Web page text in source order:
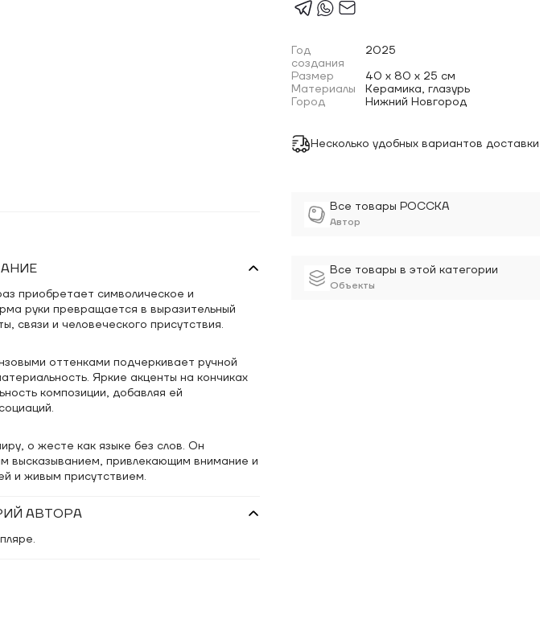
Год
создания
2025
Размер
40 x 80 x 25 см
Материалы
Керамика, глазурь
Город
Нижний Новгород
Несколько удобных вариантов доставки
Все товары РОССКА
Автор
Все товары в этой категории
Объекты
приобретает символическое и
руки превращается в выразительный
связи и человеческого присутствия.
оттенками подчеркивает ручной
Яркие акценты на кончиках
композиции, добавляя ей
о жесте как языке без слов. Он
высказыванием, привлекающим внимание и
и живым присутствием.
АВТОРА